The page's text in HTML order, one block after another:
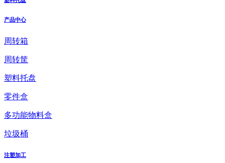
产品中心
周转箱
周转筐
塑料托盘
零件盒
多功能物料盒
垃圾桶
注塑加工